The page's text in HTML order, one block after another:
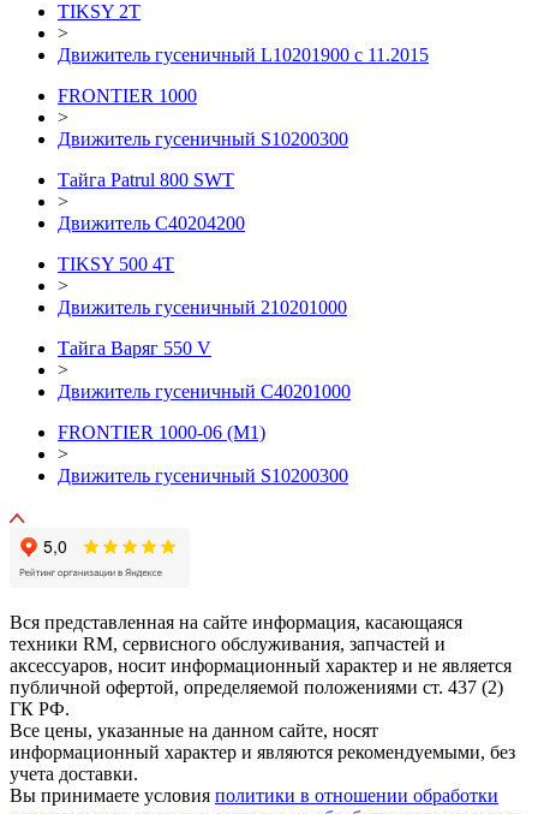
TIKSY 2T
>
Движитель гусеничный L10201900 с 11.2015
FRONTIER 1000
>
Движитель гусеничный S10200300
Тайга Patrul 800 SWT
>
Движитель С40204200
TIKSY 500 4T
>
Движитель гусеничный 210201000
Тайга Варяг 550 V
>
Движитель гусеничный C40201000
FRONTIER 1000-06 (М1)
>
Движитель гусеничный S10200300
Вся представленная на сайте информация, касающаяся
техники RM, сервисного обслуживания, запчастей и
аксессуаров, носит информационный характер и не является
публичной офертой, определяемой положениями ст. 437 (2)
ГК РФ.
Все цены, указанные на данном сайте, носят
информационный характер и являются рекомендуемыми, без
учета доставки.
Вы принимаете условия политики в отношении обработки